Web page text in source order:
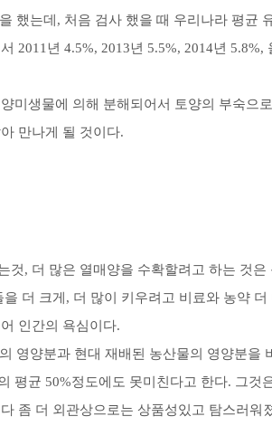
했는데, 처음 검사 했을 때 우리나라 평균
2011년 4.5%, 2013년 5.5%, 2014년 5.8%,
미생물에 의해 분해되어서 토양의 부숙으
만나게 될 것이다.
것, 더 많은 열매양을 수확할려고 하는 것은
더 크게, 더 많이 키우려고 비료와 농약
인간의 욕심이다.
영양분과 현대 재배된 농산물의 영양분을
평균 50%정도에도 못미친다고 한다. 그것
좀 더 외관상으로는 상품성있고 탐스러워